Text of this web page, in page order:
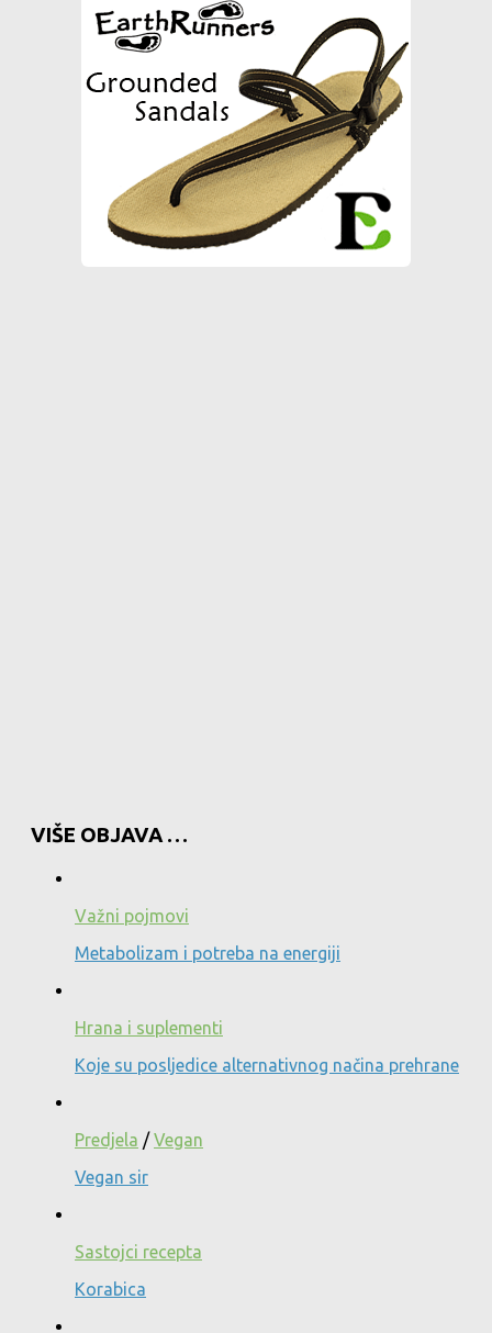
VIŠE OBJAVA …
Važni pojmovi
Metabolizam i potreba na energiji
Hrana i suplementi
Koje su posljedice alternativnog načina prehrane
Predjela /Vegan
Vegan sir
Sastojci recepta
Korabica